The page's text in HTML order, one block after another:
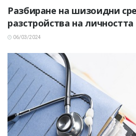
Разбиране на шизоидни
разстройства на личността
06/03/2024